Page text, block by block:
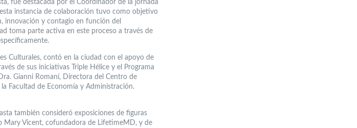
fue destacada por el Coordinador de la jornada
instancia de colaboración tuvo como objetivo
innovación y contagio en función del
toma parte activa en este proceso a través de
Culturales, contó en la ciudad con el apoyo de
de sus iniciativas Triple Hélice y el Programa
Gianni Romaní, Directora del Centro de
Facultad de Economía y Administración.
también consideró exposiciones de figuras
Mary Vicent, cofundadora de LifetimeMD, y de